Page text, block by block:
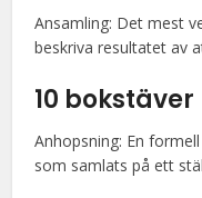
Ansamling: Det mest
beskriva resultatet av
10 bokstäver
Anhopsning: En
som samlats på ett